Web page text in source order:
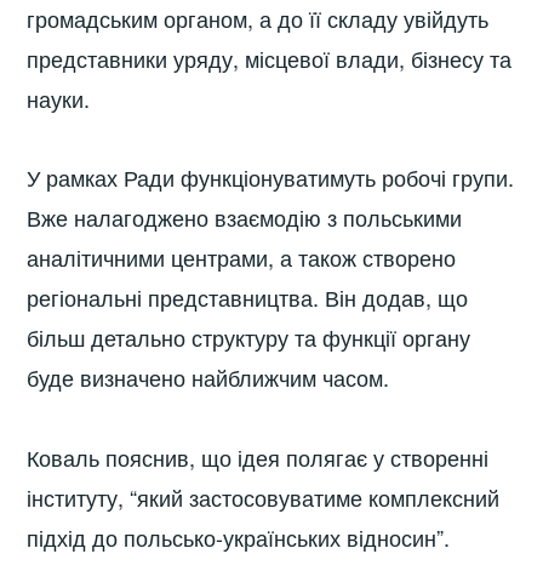
громадським органом, а до її складу увійдуть
представники уряду, місцевої влади, бізнесу та
науки.
У рамках Ради функціонуватимуть робочі групи.
Вже налагоджено взаємодію з польськими
аналітичними центрами, а також створено
регіональні представництва. Він додав, що
більш детально структуру та функції органу
буде визначено найближчим часом.
Коваль пояснив, що ідея полягає у створенні
інституту, “який застосовуватиме комплексний
підхід до польсько-українських відносин”.